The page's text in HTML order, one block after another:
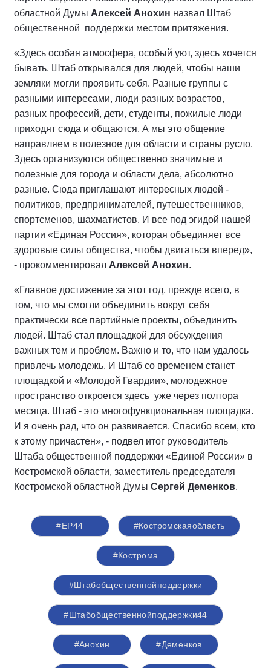
областной Думы Алексей Анохин назвал Штаб
общественной поддержки местом притяжения.
«Здесь особая атмосфера, особый уют, здесь хочется
бывать. Штаб открывался для людей, чтобы наши
земляки могли проявить себя. Разные группы с
разными интересами, люди разных возрастов,
разных профессий, дети, студенты, пожилые люди
приходят сюда и общаются. А мы это общение
направляем в полезное для области и страны русло.
Здесь организуются общественно значимые и
полезные для города и области дела, абсолютно
разные. Сюда приглашают интересных людей -
политиков, предпринимателей, путешественников,
спортсменов, шахматистов. И все под эгидой нашей
партии «Единая Россия», которая объединяет все
здоровые силы общества, чтобы двигаться вперед»,
- прокомментировал Алексей Анохин.
«Главное достижение за этот год, прежде всего, в
том, что мы смогли объединить вокруг себя
практически все партийные проекты, объединить
людей. Штаб стал площадкой для обсуждения
важных тем и проблем. Важно и то, что нам удалось
привлечь молодежь. И Штаб со временем станет
площадкой и «Молодой Гвардии», молодежное
пространство откроется здесь уже через полтора
месяца. Штаб - это многофункциональная площадка.
И я очень рад, что он развивается. Спасибо всем, кто
к этому причастен», - подвел итог руководитель
Штаба общественной поддержки «Единой России» в
Костромской области, заместитель председателя
Костромской областной Думы Сергей Деменков.
#ЕР44 #Костромскаяобласть
#Кострома
#Штабобщественнойподдержки
#Штабобщественнойподдержки44
#Анохин #Деменков